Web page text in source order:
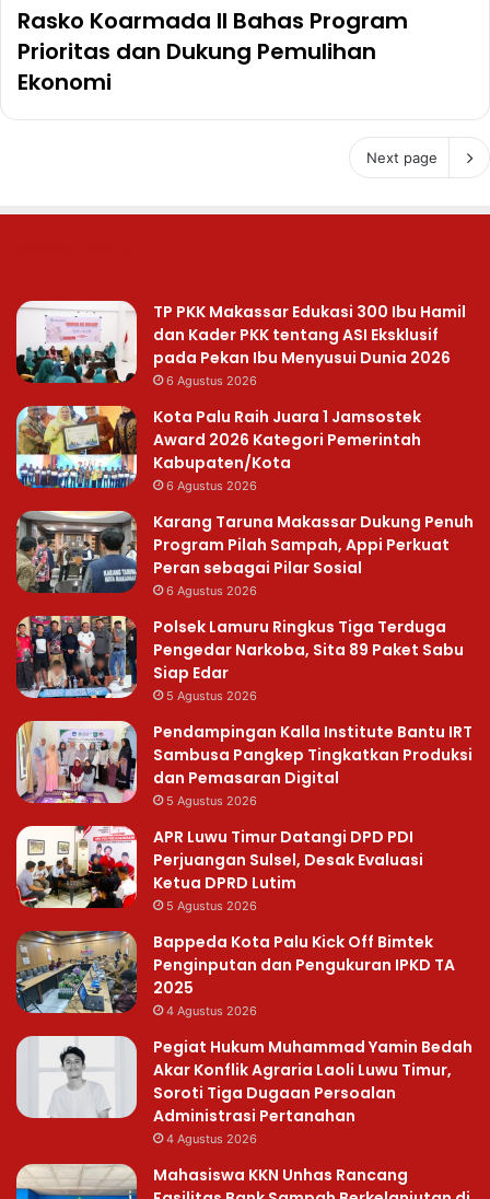
Rasko Koarmada II Bahas Program
Prioritas dan Dukung Pemulihan
Ekonomi
Next page
TP PKK Makassar Edukasi 300 Ibu Hamil
dan Kader PKK tentang ASI Eksklusif
pada Pekan Ibu Menyusui Dunia 2026
6 Agustus 2026
Kota Palu Raih Juara 1 Jamsostek
Award 2026 Kategori Pemerintah
Kabupaten/Kota
6 Agustus 2026
Karang Taruna Makassar Dukung Penuh
Program Pilah Sampah, Appi Perkuat
Peran sebagai Pilar Sosial
6 Agustus 2026
Polsek Lamuru Ringkus Tiga Terduga
Pengedar Narkoba, Sita 89 Paket Sabu
Siap Edar
5 Agustus 2026
Pendampingan Kalla Institute Bantu IRT
Sambusa Pangkep Tingkatkan Produksi
dan Pemasaran Digital
5 Agustus 2026
APR Luwu Timur Datangi DPD PDI
Perjuangan Sulsel, Desak Evaluasi
Ketua DPRD Lutim
5 Agustus 2026
Bappeda Kota Palu Kick Off Bimtek
Penginputan dan Pengukuran IPKD TA
2025
4 Agustus 2026
Pegiat Hukum Muhammad Yamin Bedah
Akar Konflik Agraria Laoli Luwu Timur,
Soroti Tiga Dugaan Persoalan
Administrasi Pertanahan
4 Agustus 2026
Mahasiswa KKN Unhas Rancang